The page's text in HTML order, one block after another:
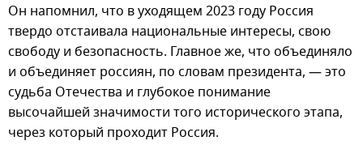
Он напомнил, что в уходящем 2023 году Россия
твердо отстаивала национальные интересы, свою
свободу и безопасность. Главное же, что объединяло
и объединяет россиян, по словам президента, — это
судьба Отечества и глубокое понимание
высочайшей значимости того исторического этапа,
через который проходит Россия.